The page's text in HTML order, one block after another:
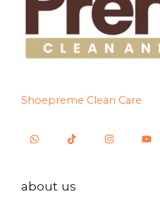
Shoepreme Clean Care
about us